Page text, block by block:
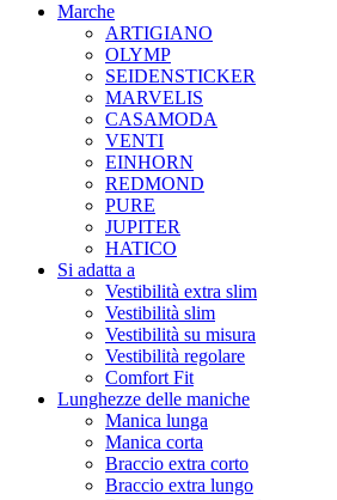
Marche
ARTIGIANO
OLYMP
SEIDENSTICKER
MARVELIS
CASAMODA
VENTI
EINHORN
REDMOND
PURE
JUPITER
HATICO
Si adatta a
Vestibilità extra slim
Vestibilità slim
Vestibilità su misura
Vestibilità regolare
Comfort Fit
Lunghezze delle maniche
Manica lunga
Manica corta
Braccio extra corto
Braccio extra lungo